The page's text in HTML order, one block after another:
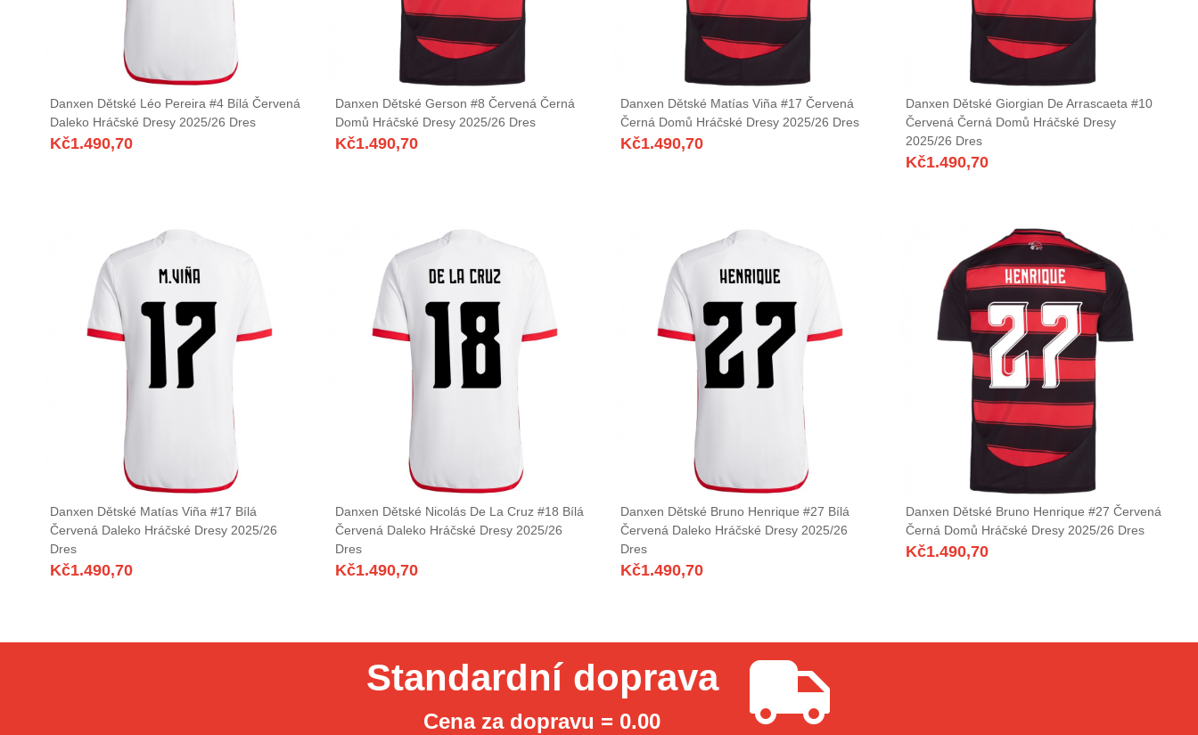
Danxen Dětské Léo Pereira #4 Bílá Červená
Daleko Hráčské Dresy 2025/26 Dres
Kč1.490,70
Danxen Dětské Gerson #8 Červená Černá
Domů Hráčské Dresy 2025/26 Dres
Kč1.490,70
Danxen Dětské Matías Viña #17 Červená
Černá Domů Hráčské Dresy 2025/26 Dres
Kč1.490,70
Danxen Dětské Giorgian De Arrascaeta #10
Červená Černá Domů Hráčské Dresy
2025/26 Dres
Kč1.490,70
Danxen Dětské Matías Viña #17 Bílá
Červená Daleko Hráčské Dresy 2025/26
Dres
Kč1.490,70
Danxen Dětské Nicolás De La Cruz #18 Bílá
Červená Daleko Hráčské Dresy 2025/26
Dres
Kč1.490,70
Danxen Dětské Bruno Henrique #27 Bílá
Červená Daleko Hráčské Dresy 2025/26
Dres
Kč1.490,70
Danxen Dětské Bruno Henrique #27 Červená
Černá Domů Hráčské Dresy 2025/26 Dres
Kč1.490,70
Standardní doprava
Cena za dopravu = 0.00